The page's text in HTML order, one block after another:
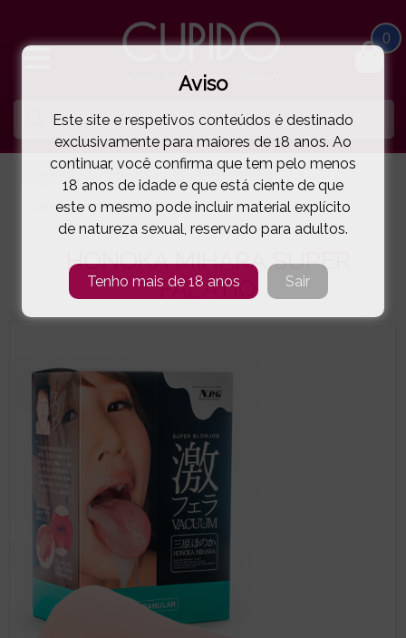
0
VAGINAS MEIKI®
HONOKA MIHARA SUPER FALÁTIO( 57-000557 )
HONOKA MIHARA SUPER
FALÁTIO
Aviso
Este site e respetivos conteúdos é destinado
exclusivamente para maiores de 18 anos. Ao
continuar, você confirma que tem pelo menos
18 anos de idade e que está ciente de que
este o mesmo pode incluir material explícito
de natureza sexual, reservado para adultos.
Tenho mais de 18 anos Sair